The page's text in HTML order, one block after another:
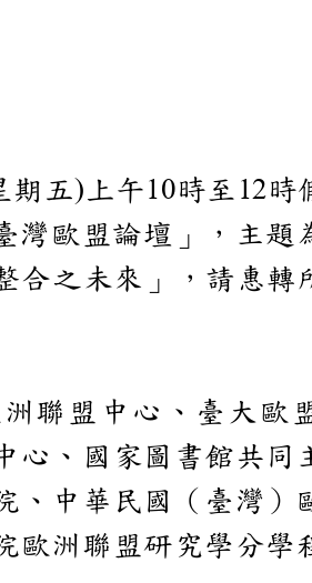
期限：
程
期五
)上午
10時至
12
臺灣歐盟論
與歐盟整合
。
臺灣歐洲
盟研究中心
事務學院、
事務學院歐